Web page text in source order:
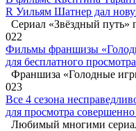
R Уильям Шатнер дал
Сериал «Звёздный путь»
022
Фильмы франшизы
для бесплатного
Франшиза «Голодные
023
Все 4 сезона
для просмотра совершенно
Любимый многими